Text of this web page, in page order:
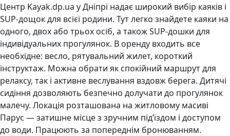
Центр Kayak.dp.ua у Дніпрі надає широкий вибір каяків і
SUP-дощок для всієї родини. Тут легко знайдете каяки на
одного, двох або трьох осіб, а також SUP-дошки для
індивідуальних прогулянок. В оренду входить все
необхідне: весло, рятувальний жилет, короткий
інструктаж. Можна обрати як спокійний маршрут для
релаксу, так і активне веслування вздовж берега. Дитячі
сидіння дозволяють безпечно долучати до прогулянок
малечу. Локація розташована на житловому масиві
Парус — затишне місце з зручним під’їздом і доступом
до води. Працюють за попереднім бронюванням.